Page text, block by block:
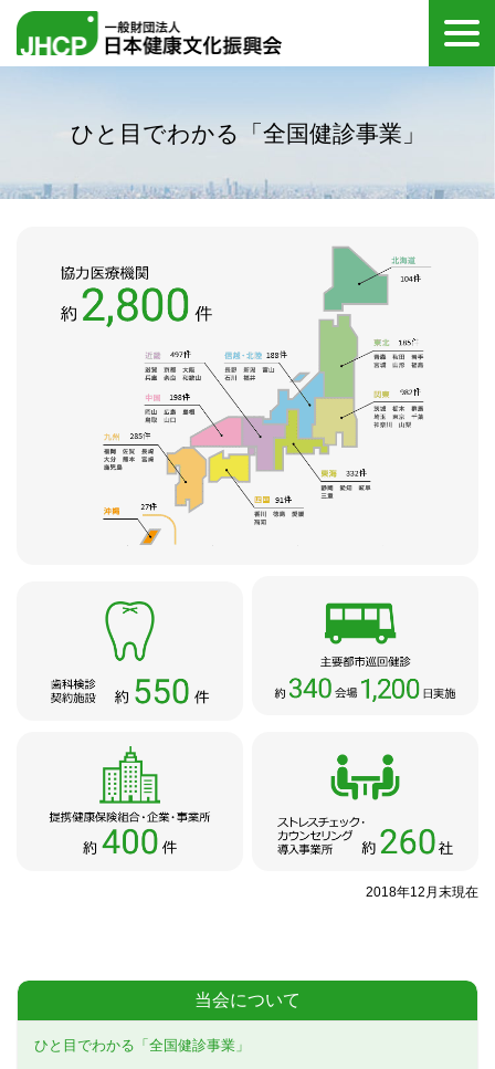
健康教育
健康管理のご担当者様へ 受診者の方へ
医療機関の健康診断
ご担当者様へ
医療専門職の方へ
ひと目でわかる「全国健診事業」
2018年12月末現在
当会について
ひと目でわかる「全国健診事業」